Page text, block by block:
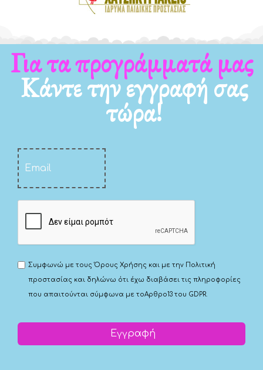
Για τα νέα μας
Κάντε την εγγραφή σας
τώρα!
Συμφωνώ με τουςΌρους Χρήσης και με την Πολιτική
προστασίας και δηλώνω ότι έχω διαβάσει τις πληροφορίες
που απαιτούνται σύμφωνα με τοΑρθρο13 του GDPR.
Εγγραφή